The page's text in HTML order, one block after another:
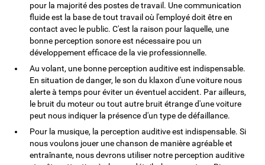
pour la majorité des postes de travail. Une communication
fluide est la base de tout travail où l'employé doit être en
contact avec le public. C'est la raison pour laquelle, une
bonne perception sonore est nécessaire pou un
développement efficace de la vie professionnelle.
Au volant, une bonne perception auditive est indispensable.
En situation de danger, le son du klaxon d'une voiture nous
alerte à temps pour éviter un éventuel accident. Par ailleurs,
le bruit du moteur ou tout autre bruit étrange d'une voiture
peut nous indiquer la présence d'un type de défaillance.
Pour la musique, la perception auditive est indispensable. Si
nous voulons jouer une chanson de manière agréable et
entraînante, nous devrons utiliser notre perception auditive